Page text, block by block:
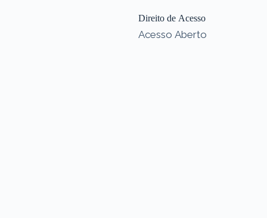
Direito de Acesso
Acesso Aberto